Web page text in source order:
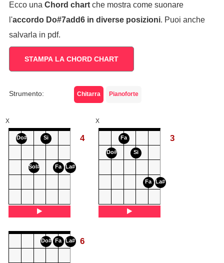
Ecco una Chord chartche mostra come suonare
l'accordo Do#7add6in diverse posizioni. Puoi anche
salvarla in pdf.
STAMPA LA CHORD CHART
Strumento: Chitarra Pianoforte
Do#
Sol#
Si
Fa La#
X
4
Do#
Fa
Si
Fa La#
X
3
Do# Fa La# 6